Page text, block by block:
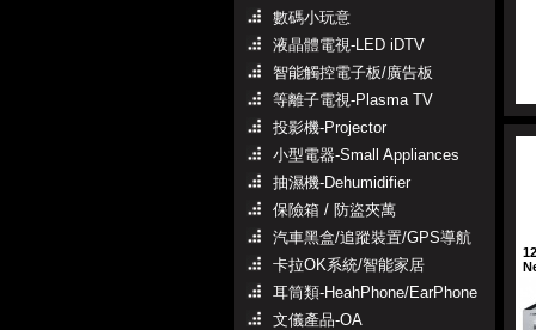
數碼小玩意
液晶體電視-LED iDTV
智能觸控電子板/廣告板
等離子電視-Plasma TV
投影機-Projector
小型電器-Small Appliances
抽濕機-Dehumidifier
保險箱 / 防盜夾萬
汽車黑盒/追蹤裝置/GPS導航
卡拉OK系統/智能家居
耳筒類-HeahPhone/EarPhone
文儀產品-OA